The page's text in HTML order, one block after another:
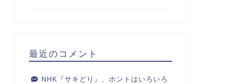
最近のコメント
NHK『サキどり』、ホントはいろいろ